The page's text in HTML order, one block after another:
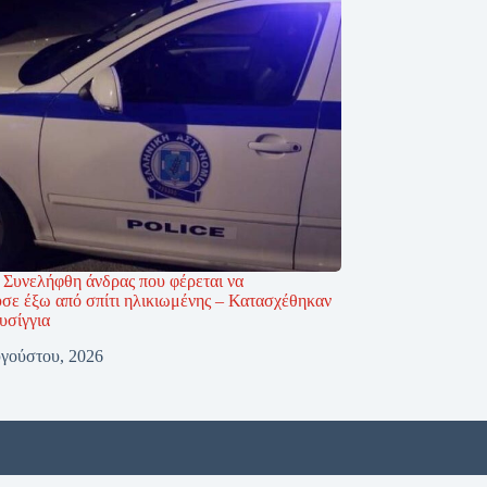
άνδρας που φέρεται να
έξω από σπίτι ηλικιωμένης – Κατασχέθηκαν
2026